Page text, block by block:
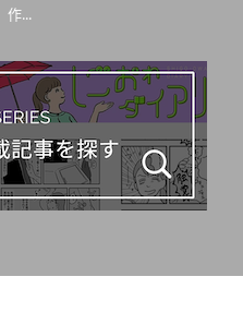
作...